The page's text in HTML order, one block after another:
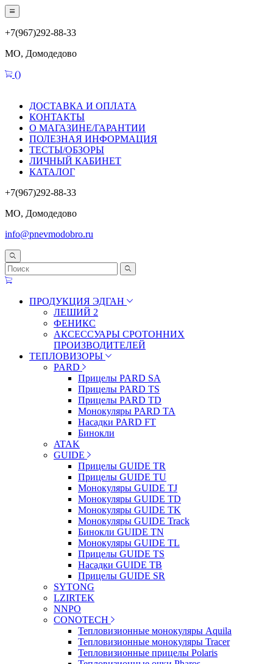
+7(967)292-88-33
МО, Домодедово
()
ДОСТАВКА И ОПЛАТА
КОНТАКТЫ
О МАГАЗИНЕ/ГАРАНТИИ
ПОЛЕЗНАЯ ИНФОРМАЦИЯ
ТЕСТЫ/ОБЗОРЫ
ЛИЧНЫЙ КАБИНЕТ
КАТАЛОГ
+7(967)292-88-33
МО, Домодедово
info@pnevmodobro.ru
ПРОДУКЦИЯ ЭДГАН
ЛЕШИЙ 2
ФЕНИКС
АКСЕССУАРЫ СРОТОННИХ
ПРОИЗВОДИТЕЛЕЙ
ТЕПЛОВИЗОРЫ
PARD
Прицелы PARD SA
Прицелы PARD TS
Прицелы PARD TD
Монокуляры PARD TA
Насадки PARD FT
Бинокли
ATAK
GUIDE
Прицелы GUIDE TR
Прицелы GUIDE TU
Монокуляры GUIDE TJ
Монокуляры GUIDE TD
Монокуляры GUIDE TK
Монокуляры GUIDE Track
Бинокли GUIDE TN
Монокуляры GUIDE TL
Прицелы GUIDE TS
Насадки GUIDE TB
Прицелы GUIDE SR
SYTONG
LZIRTEK
NNPO
CONOTECH
Тепловизионные монокуляры Aquila
Тепловизионные монокуляры Tracer
Тепловизионные прицелы Polaris